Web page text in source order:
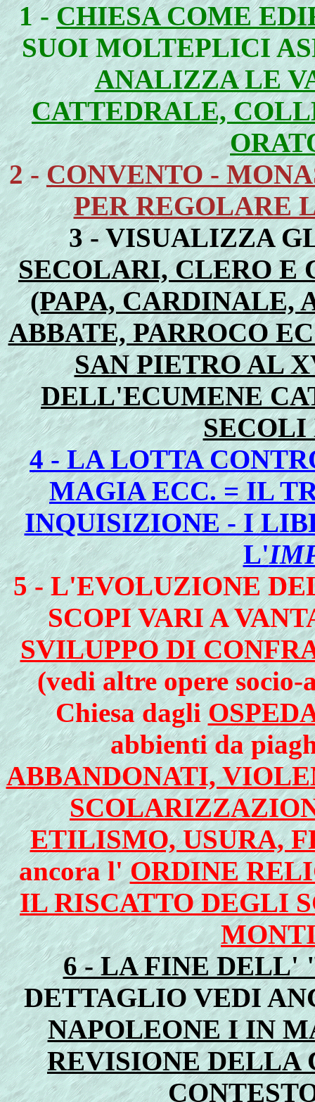
1 -CHIESA COME
SUOI MOLTEPLICI
ANALIZZA LE
CATTEDRALE,
2 -CONVENTO -
PER REGOLARE
3 - VISUALIZZA
SECOLARI, CLERO E
(PAPA, CARDINALE,
ABBATE, PARROCO
SAN PIETRO AL
DELL'ECUMENE
4 - LA LOTTA
MAGIA ECC. = IL
INQUISIZIONE - I
L'
5 - L'EVOLUZIONE
SCOPI VARI A
SVILUPPO DI
(vedi altre opere
Chiesa dagli
abbienti da
ABBANDONATI,
ETILISMO, USURA,
ancora l'ORDINE
IL RISCATTO DEGLI
6 - LA FINE DELL'
DETTAGLIO VEDI
NAPOLEONE I IN
REVISIONE DELLA